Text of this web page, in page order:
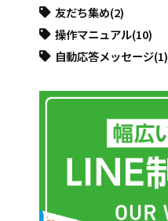
友だち集め(2)
操作マニュアル(10)
自動応答メッセージ(1)